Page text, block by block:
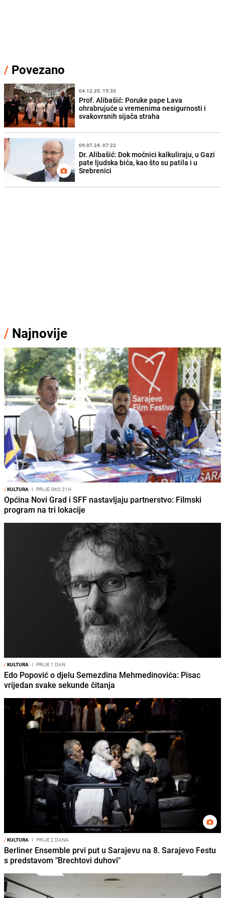
/ Povezano
04.12.25. 19:35
Prof. Alibašić: Poruke pape Lava
ohrabrujuće u vremenima nesigurnosti i
svakovrsnih sijača straha
09.07.24. 07:22
Dr. Alibašić: Dok moćnici kalkuliraju, u Gazi
pate ljudska bića, kao što su patila i u
Srebrenici
/ Najnovije
/KULTURA I PRIJE OKO 21H
Općina Novi Grad i SFF nastavljaju partnerstvo: Filmski
program na tri lokacije
/KULTURA I PRIJE 1 DAN
Edo Popović o djelu Semezdina Mehmedinovića: Pisac
vrijedan svake sekunde čitanja
/KULTURA I PRIJE 2 DANA
Berliner Ensemble prvi put u Sarajevu na 8. Sarajevo Festu
s predstavom "Brechtovi duhovi"